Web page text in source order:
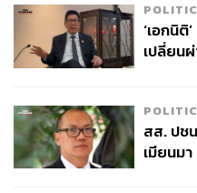
‘เอกนิติ
เปลี่ยน
สส. ปช
เมียนม